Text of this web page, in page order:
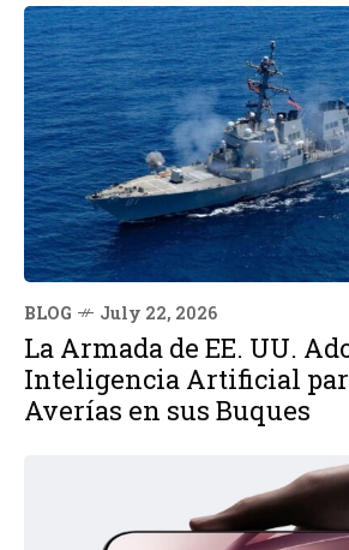
BLOG July 22, 2026
La Armada de EE. UU.
Inteligencia Artificial
Averías en sus Buques